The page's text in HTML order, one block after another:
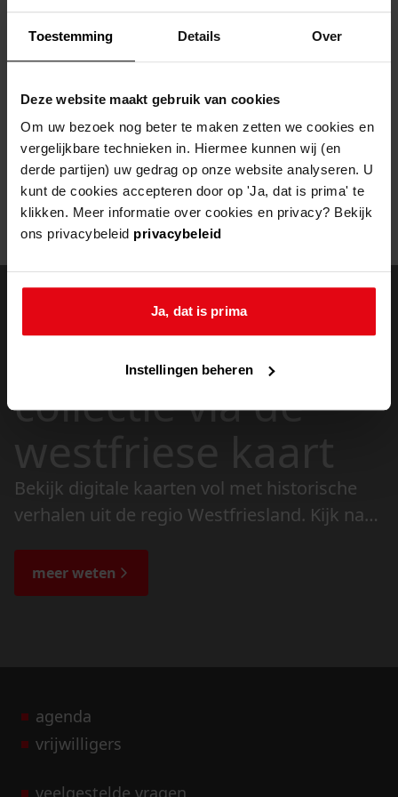
Toestemming Details Over
Deze website maakt gebruik van cookies
Om uw bezoek nog beter te maken zetten we cookies en
vergelijkbare technieken in. Hiermee kunnen wij (en
derde partijen) uw gedrag op onze website analyseren. U
kunt de cookies accepteren door op 'Ja, dat is prima' te
klikken. Meer informatie over cookies en privacy? Bekijk
ons privacybeleid privacybeleid
Ja, dat is prima
Instellingen beheren
Helaas, er is een fout opgetreden
Mogelijk kunt u deze pagina niet bezoeken door:
een verouderde bladwijzer/favoriet
een zoekmachine heeft eenverouderde lijst van de website
eenfout getyptadres
doorzoek de
collectie via de
westfriese kaart
Bekijk digitale kaarten vol met historische
verhalen uit de regio Westfriesland. Kijk naar
de bijzondere verhalen.
meer weten
agenda
vrijwilligers